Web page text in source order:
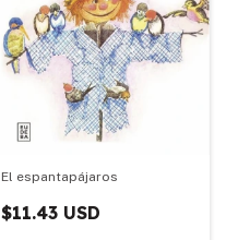
El espantapájaros
$11.43 USD